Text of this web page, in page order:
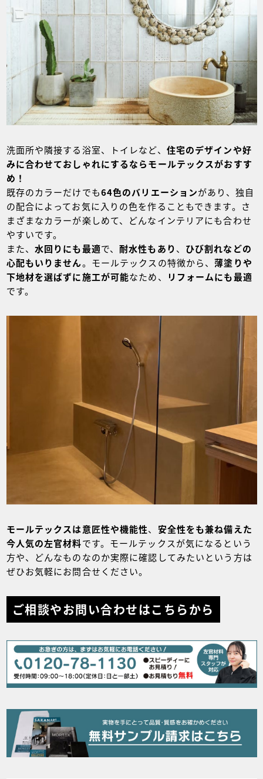
洗面所や隣接する浴室、トイレなど、 住宅のデザインや好
みに合わせておしゃれにするならモールテックスがおすす
め！
既存のカラーだけでも64色のバリエーションがあり、独自
の配合によってお気に入りの色を作ることもできます。さ
まざまなカラーが楽しめて、どんなインテリアにも合わせ
やすいです。
また、 水回りにも最適で、 耐水性もあり、 ひび割れなどの
心配もいりません。モールテックスの特徴から、薄塗りや
下地材を選ばずに施工が可能なため、
リフォームにも最適
です。
モールテックスは意匠性や機能性、 安全性をも兼ね備えた
今人気の左官材料です。モールテックスが気になるという
方や、どんなものなのか実際に確認してみたいという方は
ぜひお気軽にお問合せください。
ご相談やお問い合わせはこちらから